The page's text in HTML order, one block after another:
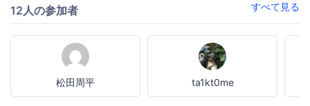
12人の参加者 すべて見る
松田周平 ta1kt0me